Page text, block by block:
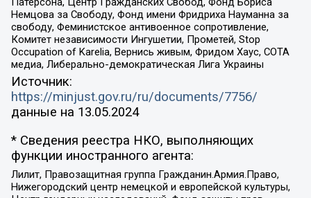
Немцова за Свободу, Фонд имени Фридриха Науманна за
свободу, Феминистское антивоенное сопротивление,
Комитет независимости Ингушетии, Прометей, Stop
Occupation of Karelia, Вернись живым, Фридом Хаус, СОТА
медиа, Либерально-демократическая Лига Украины
Источник:
https://minjust.gov.ru/ru/documents/7756/
данные на 13.05.2024
* Сведения реестра НКО, выполняющих
функции иностранного агента:
Лилит, Правозащитная группа Гражданин.Армия.Право,
Нижегородский центр немецкой и европейской культуры,